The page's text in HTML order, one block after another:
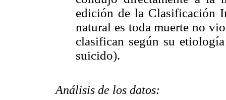
edición de la Clasificación
natural es toda muerte no
clasifican según su
suicido).
Análisis de los datos: